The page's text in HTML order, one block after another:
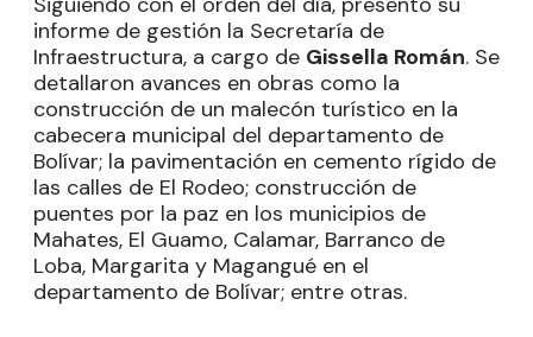
informe de gestión la Secretaría de
Infraestructura, a cargo de Gissella Román. Se
detallaron avances en obras como la
construcción de un malecón turístico en la
cabecera municipal del departamento de
Bolívar; la pavimentación en cemento rígido de
las calles de El Rodeo; construcción de
puentes por la paz en los municipios de
Mahates, El Guamo, Calamar, Barranco de
Loba, Margarita y Magangué en el
departamento de Bolívar; entre otras.